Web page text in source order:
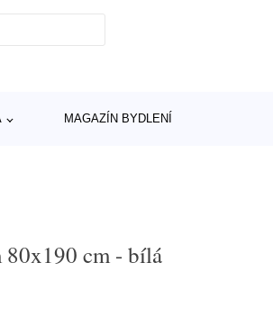
MAGAZÍN BYDLENÍ
80x190 cm - bílá